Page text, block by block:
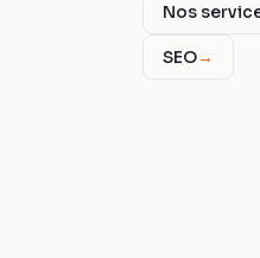
Nos
SEO→